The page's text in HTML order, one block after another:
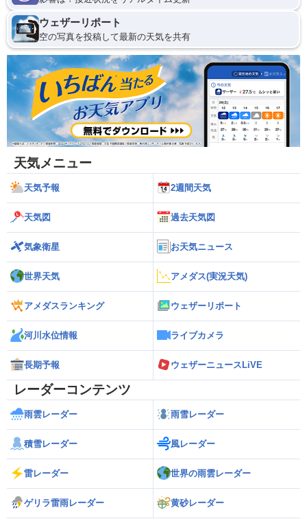
ウェザーリポート
空の写真を投稿して最新の天気を共有
天気メニュー
天気予報 2週間天気
天気図 過去天気図
気象衛星 お天気ニュース
世界天気 アメダス(実況天気)
アメダスランキング ウェザーリポート
河川水位情報 ライブカメラ
長期予報 ウェザーニュースLiVE
レーダーコンテンツ
雨雲レーダー 雨雪レーダー
積雪レーダー 風レーダー
雷レーダー 世界の雨雲レーダー
ゲリラ雷雨レーダー 黄砂レーダー